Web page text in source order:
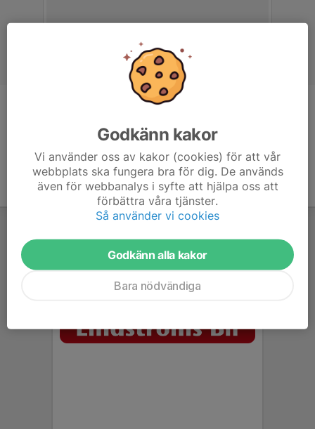
Godkänn kakor
Vi använder oss av kakor (cookies) för att vår
webbplats ska fungera bra för dig. De används
även för webbanalys i syfte att hjälpa oss att
förbättra våra tjänster.
Så använder vi cookies
Godkänn alla kakor
Bara nödvändiga